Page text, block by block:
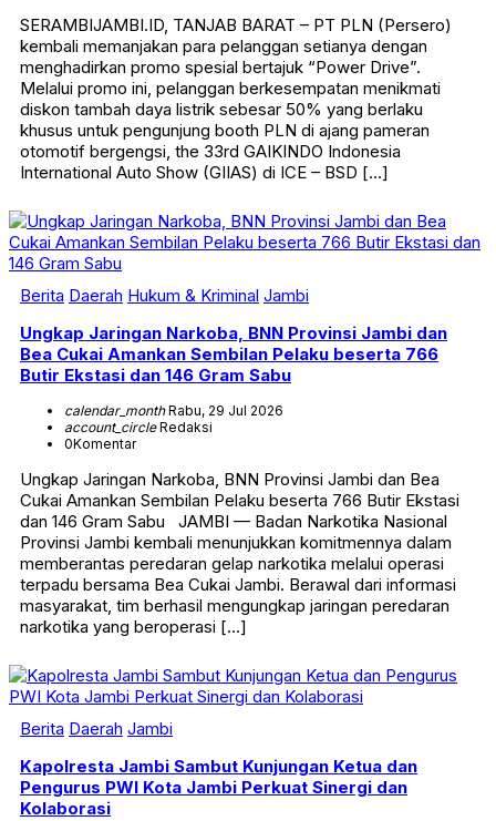
SERAMBIJAMBI.ID, TANJAB BARAT – PT PLN (Persero)
kembali memanjakan para pelanggan setianya dengan
menghadirkan promo spesial bertajuk “Power Drive”.
Melalui promo ini, pelanggan berkesempatan menikmati
diskon tambah daya listrik sebesar 50% yang berlaku
khusus untuk pengunjung booth PLN di ajang pameran
otomotif bergengsi, the 33rd GAIKINDO Indonesia
International Auto Show (GIIAS) di ICE – BSD […]
Berita Daerah Hukum & Kriminal Jambi
Ungkap Jaringan Narkoba, BNN Provinsi Jambi dan
Bea Cukai Amankan Sembilan Pelaku beserta 766
Butir Ekstasi dan 146 Gram Sabu
calendar_monthRabu, 29 Jul 2026
account_circleRedaksi
0Komentar
Ungkap Jaringan Narkoba, BNN Provinsi Jambi dan Bea
Cukai Amankan Sembilan Pelaku beserta 766 Butir Ekstasi
dan 146 Gram Sabu JAMBI — Badan Narkotika Nasional
Provinsi Jambi kembali menunjukkan komitmennya dalam
memberantas peredaran gelap narkotika melalui operasi
terpadu bersama Bea Cukai Jambi. Berawal dari informasi
masyarakat, tim berhasil mengungkap jaringan peredaran
narkotika yang beroperasi […]
Berita Daerah Jambi
Kapolresta Jambi Sambut Kunjungan Ketua dan
Pengurus PWI Kota Jambi Perkuat Sinergi dan
Kolaborasi